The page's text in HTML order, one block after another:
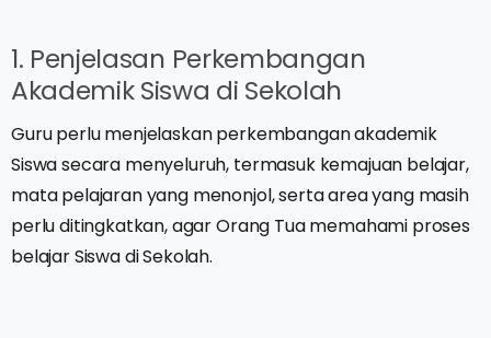
1. Penjelasan Perkembangan
Akademik Siswa di Sekolah
Guru perlu menjelaskan perkembangan akademik
Siswa secara menyeluruh, termasuk kemajuan belajar,
mata pelajaran yang menonjol, serta area yang masih
perlu ditingkatkan, agar Orang Tua memahami proses
belajar Siswa di Sekolah.